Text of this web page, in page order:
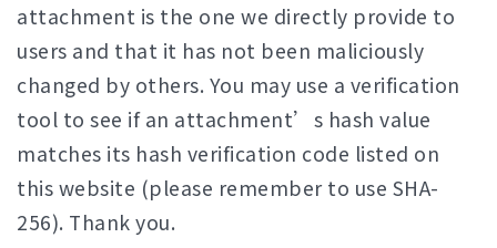
attachment is the one we directly provide to
users and that it has not been maliciously
changed by others. You may use a verification
tool to see if an attachment’s hash value
matches its hash verification code listed on
this website (please remember to use SHA-
256). Thank you.